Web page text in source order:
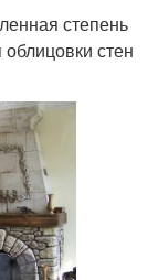
степень
стен